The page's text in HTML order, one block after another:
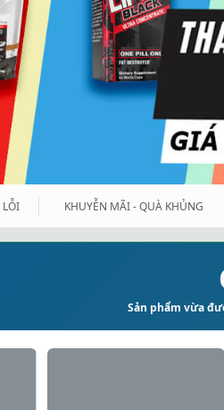
LỖI KHUYỄN MÃI - QUÀ KHỦNG
Sản phẩm vừa